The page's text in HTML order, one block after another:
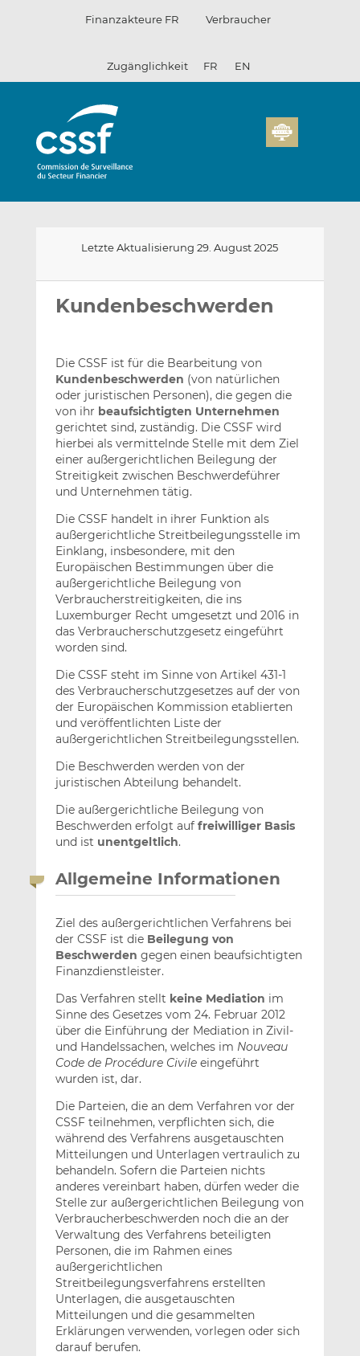
Finanzakteure FR Verbraucher
Zugänglichkeit FR EN
Letzte Aktualisierung 29. August 2025
mail
an
LinkedIn
teilen
Facebook
teilen
Kundenbeschwerden
Die CSSF ist für die Bearbeitung von
Kundenbeschwerden (von natürlichen
oder juristischen Personen), die gegen die
von ihr beaufsichtigten Unternehmen
gerichtet sind, zuständig. Die CSSF wird
hierbei als vermittelnde Stelle mit dem Ziel
einer außergerichtlichen Beilegung der
Streitigkeit zwischen Beschwerdeführer
und Unternehmen tätig.
Die CSSF handelt in ihrer Funktion als
außergerichtliche Streitbeilegungsstelle im
Einklang, insbesondere, mit den
Europäischen Bestimmungen über die
außergerichtliche Beilegung von
Verbraucherstreitigkeiten, die ins
Luxemburger Recht umgesetzt und 2016 in
das Verbraucherschutzgesetz eingeführt
worden sind.
Die CSSF steht im Sinne von Artikel 431-1
des Verbraucherschutzgesetzes auf der von
der Europäischen Kommission etablierten
und veröffentlichten Liste der
außergerichtlichen Streitbeilegungsstellen.
Die Beschwerden werden von der
juristischen Abteilung behandelt.
Die außergerichtliche Beilegung von
Beschwerden erfolgt auf freiwilliger Basis
und ist unentgeltlich.
Allgemeine Informationen
Ziel des außergerichtlichen Verfahrens bei
der CSSF ist die Beilegung von
Beschwerden gegen einen beaufsichtigten
Finanzdienstleister.
Das Verfahren stellt keine Mediation im
Sinne des Gesetzes vom 24. Februar 2012
über die Einführung der Mediation in Zivil‐
und Handelssachen, welches im Nouveau
Code de Procédure Civileeingeführt
wurden ist, dar.
Die Parteien, die an dem Verfahren vor der
CSSF teilnehmen, verpflichten sich, die
während des Verfahrens ausgetauschten
Mitteilungen und Unterlagen vertraulich zu
behandeln. Sofern die Parteien nichts
anderes vereinbart haben, dürfen weder die
Stelle zur außergerichtlichen Beilegung von
Verbraucherbeschwerden noch die an der
Verwaltung des Verfahrens beteiligten
Personen, die im Rahmen eines
außergerichtlichen
Streitbeilegungsverfahrens erstellten
Unterlagen, die ausgetauschten
Mitteilungen und die gesammelten
Erklärungen verwenden, vorlegen oder sich
darauf berufen.